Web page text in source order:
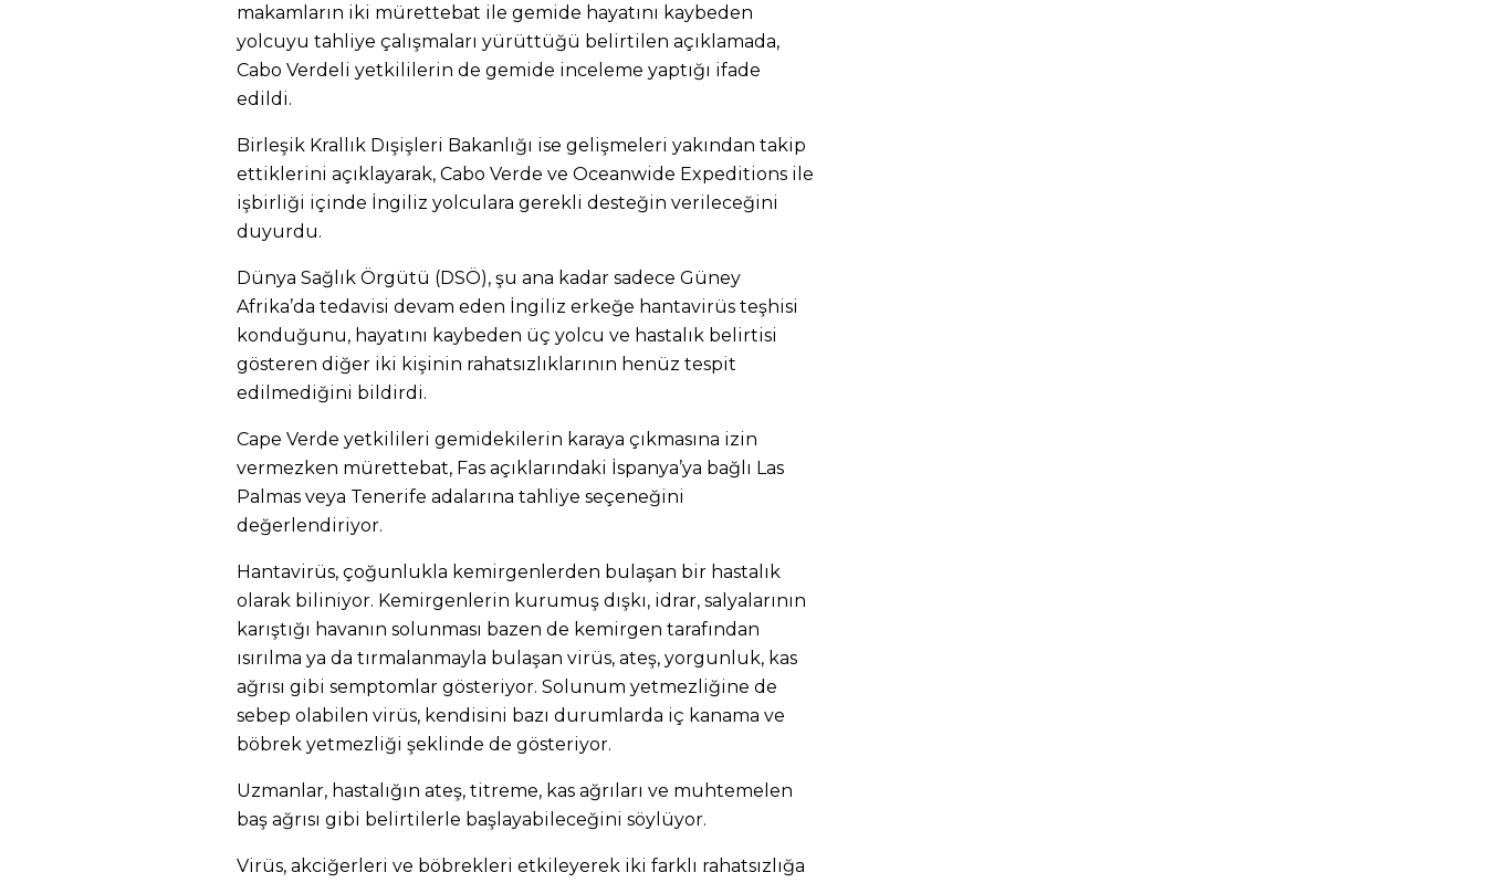
makamların iki mürettebat ile gemide hayatını kaybeden
yolcuyu tahliye çalışmaları yürüttüğü belirtilen açıklamada,
Cabo Verdeli yetkililerin de gemide inceleme yaptığı ifade
edildi.
Birleşik Krallık Dışişleri Bakanlığı ise gelişmeleri yakından takip
ettiklerini açıklayarak, Cabo Verde ve Oceanwide Expeditions ile
işbirliği içinde İngiliz yolculara gerekli desteğin verileceğini
duyurdu.
Dünya Sağlık Örgütü (DSÖ), şu ana kadar sadece Güney
Afrika’da tedavisi devam eden İngiliz erkeğe hantavirüs teşhisi
konduğunu, hayatını kaybeden üç yolcu ve hastalık belirtisi
gösteren diğer iki kişinin rahatsızlıklarının henüz tespit
edilmediğini bildirdi.
Cape Verde yetkilileri gemidekilerin karaya çıkmasına izin
vermezken mürettebat, Fas açıklarındaki İspanya’ya bağlı Las
Palmas veya Tenerife adalarına tahliye seçeneğini
değerlendiriyor.
Hantavirüs, çoğunlukla kemirgenlerden bulaşan bir hastalık
olarak biliniyor. Kemirgenlerin kurumuş dışkı, idrar, salyalarının
karıştığı havanın solunması bazen de kemirgen tarafından
ısırılma ya da tırmalanmayla bulaşan virüs, ateş, yorgunluk, kas
ağrısı gibi semptomlar gösteriyor. Solunum yetmezliğine de
sebep olabilen virüs, kendisini bazı durumlarda iç kanama ve
böbrek yetmezliği şeklinde de gösteriyor.
Uzmanlar, hastalığın ateş, titreme, kas ağrıları ve muhtemelen
baş ağrısı gibi belirtilerle başlayabileceğini söylüyor.
Virüs, akciğerleri ve böbrekleri etkileyerek iki farklı rahatsızlığa